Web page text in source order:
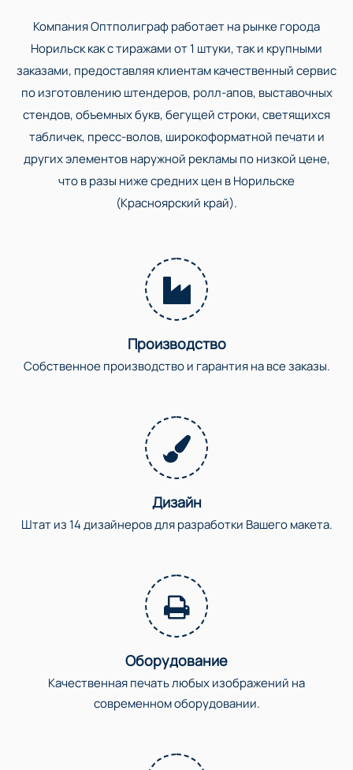
Компания Оптполиграф работает на рынке города
Норильск как с тиражами от 1 штуки, так и крупными
заказами, предоставляя клиентам качественный сервис
по изготовлению штендеров, ролл-апов, выставочных
стендов, объемных букв, бегущей строки, светящихся
табличек, пресс-волов, широкоформатной печати и
других элементов наружной рекламы по низкой цене,
что в разы ниже средних цен в Норильске
(Красноярский край).
Производство
Собственное производство и гарантия на все заказы.
Дизайн
Штат из 14 дизайнеров для разработки Вашего макета.
Оборудование
Качественная печать любых изображений на
современном оборудовании.